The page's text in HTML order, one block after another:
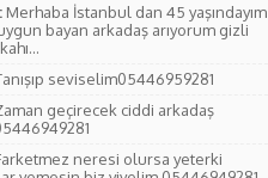
Merhaba İstanbul dan 45 yaşındayım
bayan arkadaş arıyorum gizli
seviselim05446959281
geçirecek ciddi arkadaş
neresi olursa yeterki